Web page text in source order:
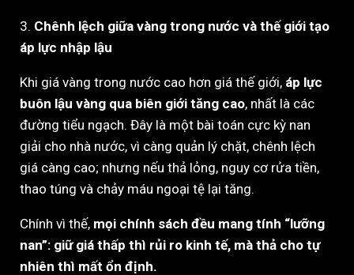
3. Chênh lệch giữa vàng trong nước và thế giới tạo
áp lực nhập lậu
Khi giá vàng trong nước cao hơn giá thế giới, áp lực
buôn lậu vàng qua biên giới tăng cao, nhất là các
đường tiểu ngạch. Đây là một bài toán cực kỳ nan
giải cho nhà nước, vì càng quản lý chặt, chênh lệch
giá càng cao; nhưng nếu thả lỏng, nguy cơ rửa tiền,
thao túng và chảy máu ngoại tệ lại tăng.
Chính vì thế, mọi chính sách đều mang tính “lưỡng
nan”: giữ giá thấp thì rủi ro kinh tế, mà thả cho tự
nhiên thì mất ổn định.